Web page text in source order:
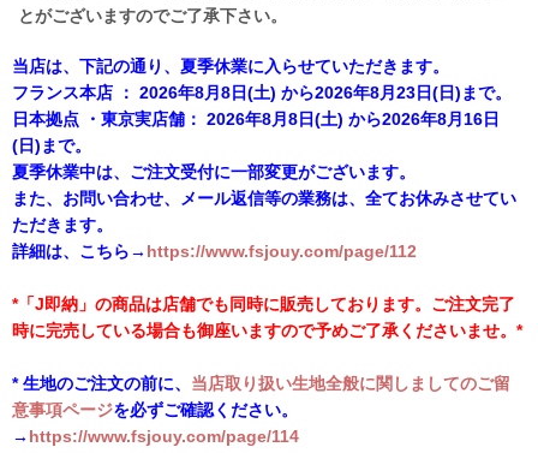
とがございますのでご了承下さい。
当店は、下記の通り、夏季休業に入らせていただきます。
フランス本店 ： 2026年8月8日(土) から2026年8月23日(日)まで。
日本拠点 ・東京実店舗： 2026年8月8日(土) から2026年8月16日
(日)まで。
夏季休業中は、ご注文受付に一部変更がございます。
また、お問い合わせ、メール返信等の業務は、全てお休みさせてい
ただきます。
詳細は、こちら→ https://www.fsjouy.com/page/112
*「J即納」の商品は店舗でも同時に販売しております。ご注文完了
時に完売している場合も御座いますので予めご了承くださいませ。*
* 生地のご注文の前に、 当店取り扱い生地全般に関しましてのご留
意事項ページを必ずご確認ください。
→ https://www.fsjouy.com/page/114